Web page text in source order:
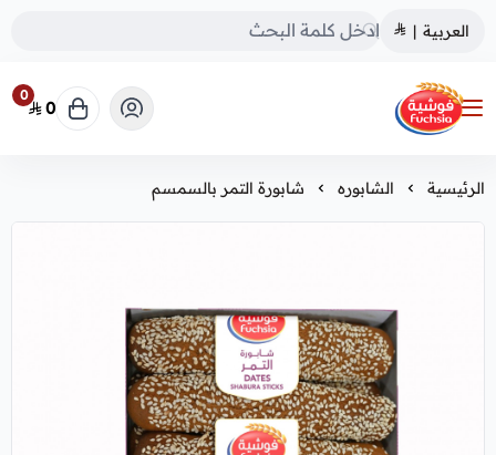
العربية |
فوشية
0
0
الرئيسية الشابوره شابورة التمر بالسمسم